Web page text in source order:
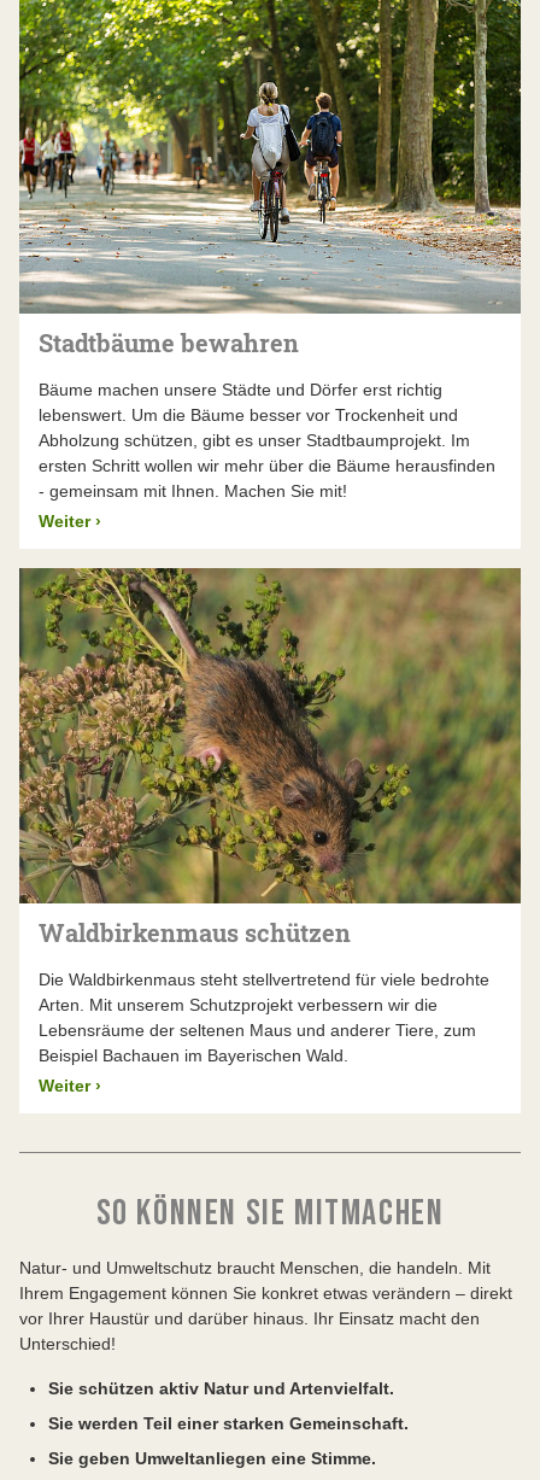
Stadtbäume bewahren
Bäume machen unsere Städte und Dörfer erst richtig
lebenswert. Um die Bäume besser vor Trockenheit und
Abholzung schützen, gibt es unser Stadtbaumprojekt. Im
ersten Schritt wollen wir mehr über die Bäume herausfinden
- gemeinsam mit Ihnen. Machen Sie mit!
Weiter ›
Waldbirkenmaus schützen
Die Waldbirkenmaus steht stellvertretend für viele bedrohte
Arten. Mit unserem Schutzprojekt verbessern wir die
Lebensräume der seltenen Maus und anderer Tiere, zum
Beispiel Bachauen im Bayerischen Wald.
Weiter ›
SO KÖNNEN SIE MITMACHEN
Natur- und Umweltschutz braucht Menschen, die handeln. Mit
Ihrem Engagement können Sie konkret etwas verändern – direkt
vor Ihrer Haustür und darüber hinaus. Ihr Einsatz macht den
Unterschied!
Sie schützen aktiv Natur und Artenvielfalt.
Sie werden Teil einer starken Gemeinschaft.
Sie geben Umweltanliegen eine Stimme.